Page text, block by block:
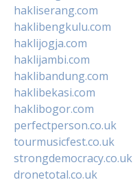
hakliserang.com
haklibengkulu.com
haklijogja.com
haklijambi.com
haklibandung.com
haklibekasi.com
haklibogor.com
perfectperson.co.uk
tourmusicfest.co.uk
strongdemocracy.co.uk
dronetotal.co.uk